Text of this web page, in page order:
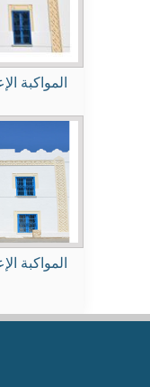
المواكبة
المواكبة